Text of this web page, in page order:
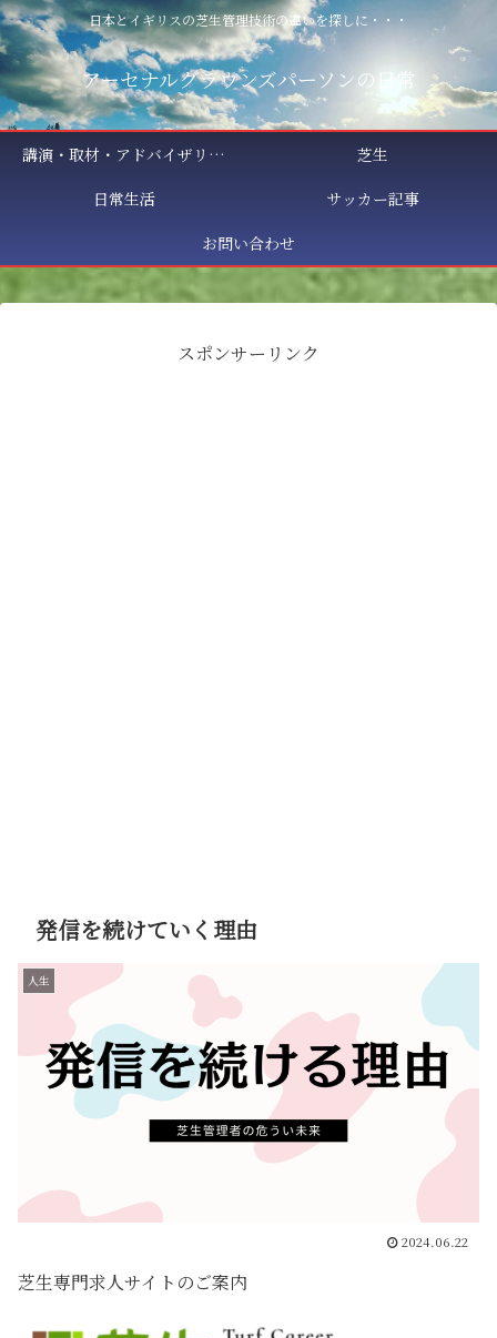
日本とイギリスの芝生管理技術の違いを探しに・・・
アーセナルグラウンズパーソンの日常
講演・取材・アドバイザリー相談
芝生
日常生活
サッカー記事
お問い合わせ
スポンサーリンク
発信を続けていく理由
人生
2024.06.22
芝生専門求人サイトのご案内